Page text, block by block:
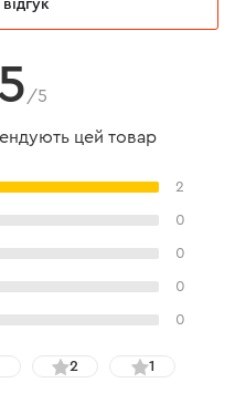
/5
цей товар
2
0
0
0
0
2 1